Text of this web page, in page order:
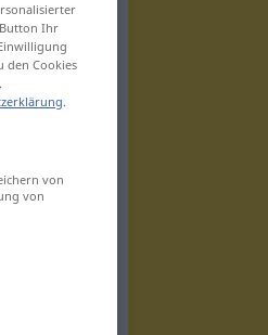
Ihr
den Cookies
.
von
von